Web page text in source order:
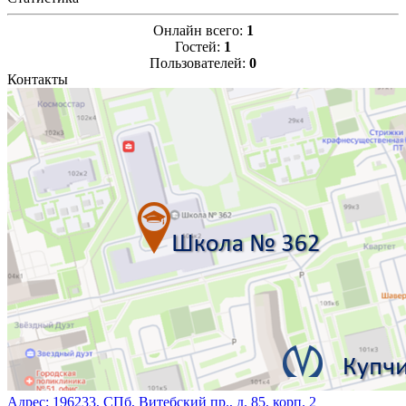
Онлайн всего: 1
Гостей: 1
Пользователей: 0
Контакты
Адрес: 196233, СПб, Витебский пр., д. 85, корп. 2